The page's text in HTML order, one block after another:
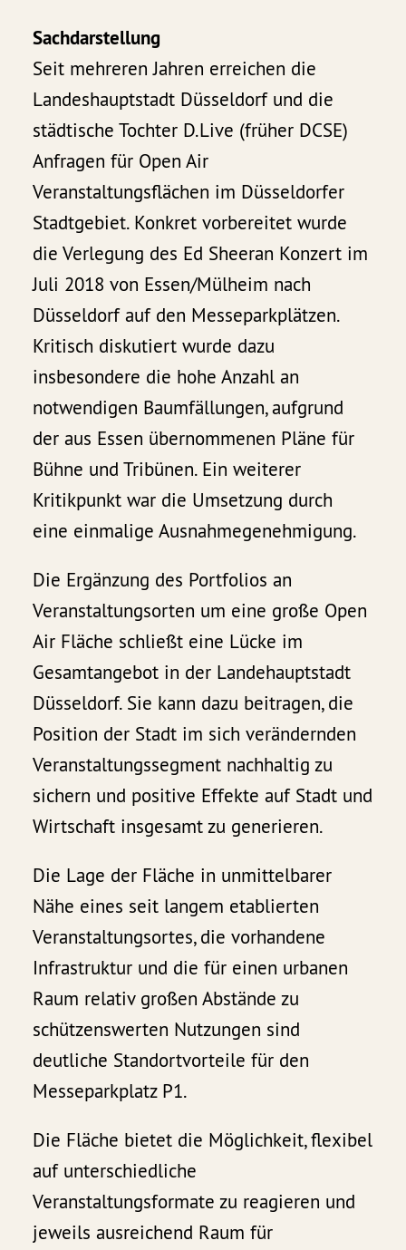
Sachdarstellung
Seit mehreren Jahren erreichen die
Landeshauptstadt Düsseldorf und die
städtische Tochter D.Live (früher DCSE)
Anfragen für Open Air
Veranstaltungsflächen im Düsseldorfer
Stadtgebiet. Konkret vorbereitet wurde
die Verlegung des Ed Sheeran Konzert im
Juli 2018 von Essen/Mülheim nach
Düsseldorf auf den Messeparkplätzen.
Kritisch diskutiert wurde dazu
insbesondere die hohe Anzahl an
notwendigen Baumfällungen, aufgrund
der aus Essen übernommenen Pläne für
Bühne und Tribünen. Ein weiterer
Kritikpunkt war die Umsetzung durch
eine einmalige Ausnahmegenehmigung.
Die Ergänzung des Portfolios an
Veranstaltungsorten um eine große Open
Air Fläche schließt eine Lücke im
Gesamtangebot in der Landehauptstadt
Düsseldorf. Sie kann dazu beitragen, die
Position der Stadt im sich verändernden
Veranstaltungssegment nachhaltig zu
sichern und positive Effekte auf Stadt und
Wirtschaft insgesamt zu generieren.
Die Lage der Fläche in unmittelbarer
Nähe eines seit langem etablierten
Veranstaltungsortes, die vorhandene
Infrastruktur und die für einen urbanen
Raum relativ großen Abstände zu
schützenswerten Nutzungen sind
deutliche Standortvorteile für den
Messeparkplatz P1.
Die Fläche bietet die Möglichkeit, flexibel
auf unterschiedliche
Veranstaltungsformate zu reagieren und
jeweils ausreichend Raum für